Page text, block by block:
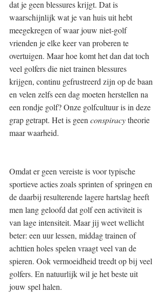
dat je geen blessures krijgt. Dat is
waarschijnlijk wat je van huis uit hebt
meegekregen of waar jouw niet-golf
vrienden je elke keer van proberen te
overtuigen. Maar hoe komt het dan dat toch
veel golfers die niet trainen blessures
krijgen, continu gefrustreerd zijn op de baan
en velen zelfs een dag moeten herstellen na
een rondje golf? Onze golfcultuur is in deze
grap getrapt. Het is geen conspiracy theorie
maar waarheid.
Omdat er geen vereiste is voor typische
sportieve acties zoals sprinten of springen en
de daarbij resulterende lagere hartslag heeft
men lang geloofd dat golf een activiteit is
van lage intensiteit. Maar jij weet wellicht
beter: een uur lessen, middag trainen of
achttien holes spelen vraagt veel van de
spieren. Ook vermoeidheid treedt op bij veel
golfers. En natuurlijk wil je het beste uit
jouw spel halen.